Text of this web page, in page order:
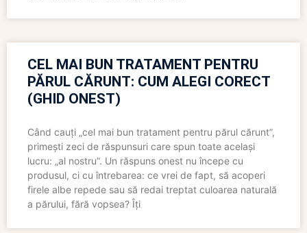
CEL MAI BUN TRATAMENT PENTRU
PĂRUL CĂRUNT: CUM ALEGI CORECT
(GHID ONEST)
Când cauți „cel mai bun tratament pentru părul cărunt”,
primești zeci de răspunsuri care spun toate același
lucru: „al nostru”. Un răspuns onest nu începe cu
produsul, ci cu întrebarea: ce vrei de fapt, să acoperi
firele albe repede sau să redai treptat culoarea naturală
a părului, fără vopsea? Îți